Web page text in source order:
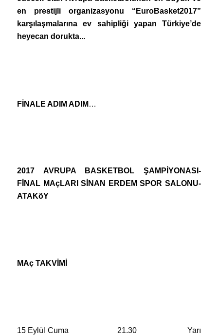
en prestijli organizasyonu “EuroBasket2017”
karşılaşmalarına ev sahipliği yapan Türkiye’de
heyecan dorukta...
FİNALE ADIM ADIM …
2017 AVRUPA BASKETBOL ŞAMPİYONASI-
FİNAL MAçLARI SİNAN ERDEM SPOR SALONU-
ATAKöY
MAç TAKVİMİ
15 Eylül Cuma 21.30
Yarı